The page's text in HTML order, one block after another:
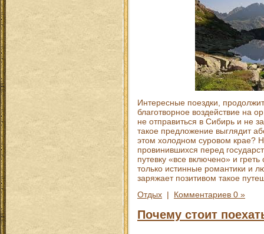
Интересные поездки,
благотворное воздействие на
не отправиться в Сибирь и не
такое предложение выглядит
этом холодном суровом крае?
провинившихся перед
путевку «все включено» и
только истинные романтики и
заряжает позитивом такое
Отдых | Комментариев 0 »
Почему стоит